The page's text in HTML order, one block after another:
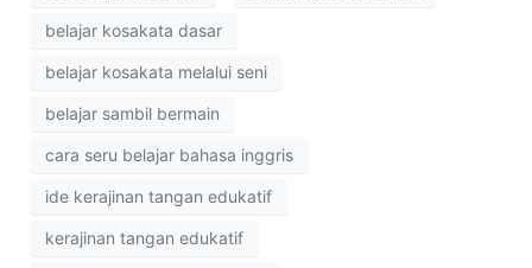
belajar kosakata dasar
belajar kosakata melalui seni
belajar sambil bermain
cara seru belajar bahasa inggris
ide kerajinan tangan edukatif
kerajinan tangan edukatif